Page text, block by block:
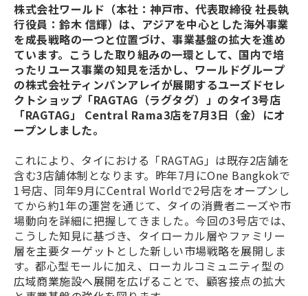
株式会社ワールド（本社：神戸市、代表取締役 社長執
行役員：鈴木 信輝）は、アジアを中心とした海外事業
を成長戦略の一つと位置づけ、事業基盤の拡大を進め
ています。こうした取り組みの一環として、国内で培
ったリユース事業の知見を活かし、ワールドグループ
の株式会社ティンパンアレイが展開するユーズドセレ
クトショップ「RAGTAG（ラグタグ）」のタイ3号店
「RAGTAG」 Central Rama3店を7月3日（金）にオ
ープンしました。
これにより、タイにおける「RAGTAG」は既存2店舗を
含む3店舗体制となります。昨年7月にOne Bangkokで
1号店、同年9月にCentral Worldで2号店をオープンし
てから約1年の運営を通じて、タイの消費者ニーズや市
場動向を詳細に把握してきました。今回の3号店では、
こうした知見に基づき、タイローカル層やファミリー
層を主要ターゲットとした新しい市場戦略を展開しま
す。都心型モールに加え、ローカルコミュニティ型の
広域商業施設へ展開を広げることで、顧客接点の拡大